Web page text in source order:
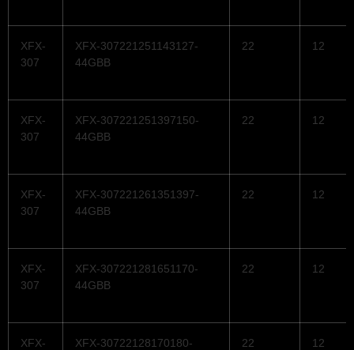
XFX-
307
XFX-307221251143127-
44GBB
22 12
XFX-
307
XFX-307221251397150-
44GBB
22 12
XFX-
307
XFX-307221261351397-
44GBB
22 12
XFX-
307
XFX-307221281651170-
44GBB
22 12
XFX-
XFX-30722128170180-
22 12